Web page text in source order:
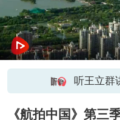
听王立群
《航拍中国》第三